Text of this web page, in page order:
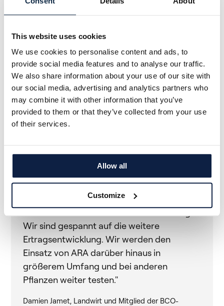
This website uses cookies
We use cookies to personalise content and ads, to
provide social media features and to analyse our traffic.
We also share information about your use of our site with
our social media, advertising and analytics partners who
may combine it with other information that you’ve
provided to them or that they’ve collected from your use
of their services.
Allow all
Customize
mehrere Vorteile gegenüber traditionellen
Pestizidrückstände auf den Kulturen, eine
Schonung der Böden und des Grundwassers
sowie eine Kostenersparnis durch einen
geringeren Verbrauch von Pflanzenschutzmitteln.
"Wir setzen jede neue Methode gerne ein,
reduziert. Eine Minimierung von
Pflanzenschutzmitteln ist für unsere
landwirtschaftliche Tätigkeit, den
Umweltschutz allgemein und für uns
Zertifizierungen sehr wichtig. Der Versuch
war in dieser Hinsicht ein absoluter Erfolg.
Wir sind gespannt auf die weitere
Ertragsentwicklung. Wir werden den
Einsatz von ARA darüber hinaus in
größerem Umfang und bei anderen
Pflanzen weiter testen."
Damien Jamet, Landwirt und Mitglied der BCO-